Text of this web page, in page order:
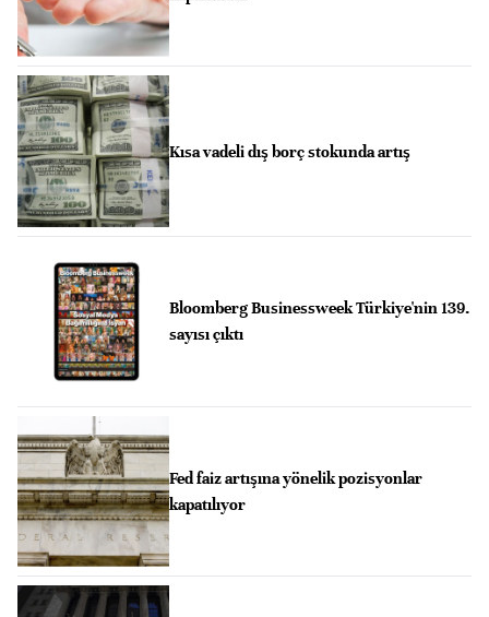
Kısa vadeli dış borç stokunda artış
Bloomberg Businessweek Türkiye'nin 139.
sayısı çıktı
Fed faiz artışına yönelik pozisyonlar
kapatılıyor